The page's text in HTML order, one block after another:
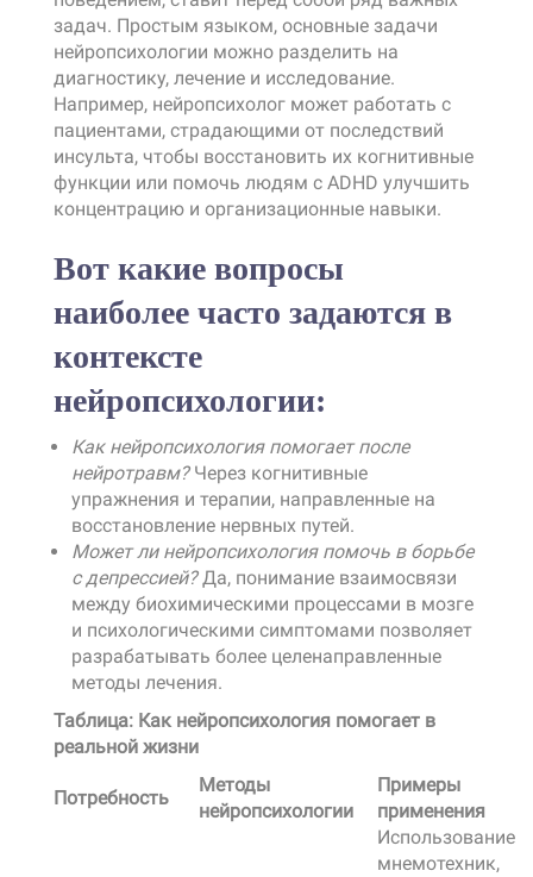
задач. Простым языком, основные задачи
нейропсихологии можно разделить на
диагностику, лечение и исследование.
Например, нейропсихолог может работать с
пациентами, страдающими от последствий
инсульта, чтобы восстановить их когнитивные
функции или помочь людям с ADHD улучшить
концентрацию и организационные навыки.
Вот какие вопросы
наиболее часто задаются в
контексте
нейропсихологии:
Как нейропсихология помогает после
нейротравм?Через когнитивные
упражнения и терапии, направленные на
восстановление нервных путей.
Может ли нейропсихология помочь в борьбе
с депрессией?Да, понимание взаимосвязи
между биохимическими процессами в мозге
и психологическими симптомами позволяет
разрабатывать более целенаправленные
методы лечения.
Таблица: Как нейропсихология помогает в
реальной жизни
Потребность
Методы
нейропсихологии
Примеры
применения
Использование
мнемотехник,